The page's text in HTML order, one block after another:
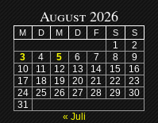
August 2026
M D M D F S S
1
2
3
4 5 6 7 8
9
10
11 12 13 14 15
16
17
18 19 20 21 22
23
24
25 26 27 28 29
30
31
« Juli